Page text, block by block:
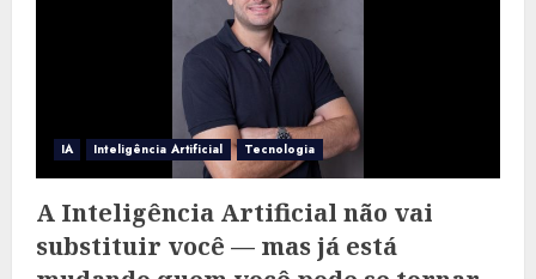
IA Inteligência Artificial Tecnologia
A Inteligência Artificial não vai
substituir você — mas já está